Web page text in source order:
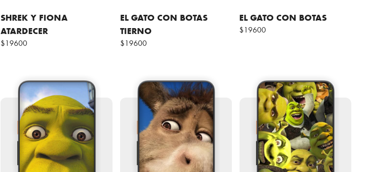
SHREK Y FIONA
ATARDECER
$19600
EL GATO CON BOTAS
TIERNO
$19600
EL GATO CON BOTAS
$19600